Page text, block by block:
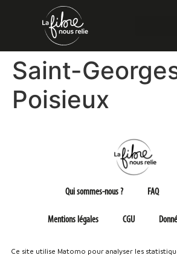
Saint-
Poisieux
Qui sommes-nous ? FAQ
Mentions légales CGU
Ce site utilise Matomo pour analyser les